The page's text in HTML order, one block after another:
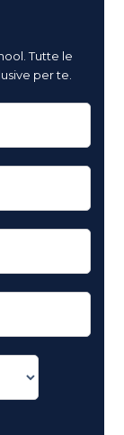
Tutte le
per te.